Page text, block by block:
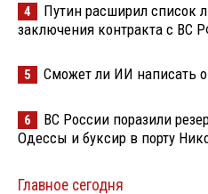
4
Путин расширил список
заключения контракта с ВС
5 Сможет ли ИИ написать
6
ВС России поразили
Одессы и буксир в порту
Главное сегодня